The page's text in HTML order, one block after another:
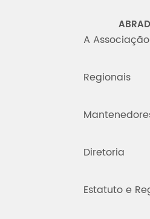
A Associação
Regionais
Diretoria
Estatuto e